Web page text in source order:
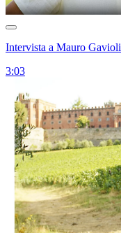
Intervista a Mauro Gavioli
3:03